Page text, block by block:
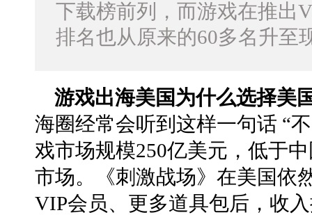
下载榜前列，而游戏在推出
排名也从原来的60多名升至
游戏出海美国为什么选择美
海圈经常会听到这样一句话 “
戏市场规模250亿美元，低于
市场。《刺激战场》在美国依
VIP会员、更多道具包后，收